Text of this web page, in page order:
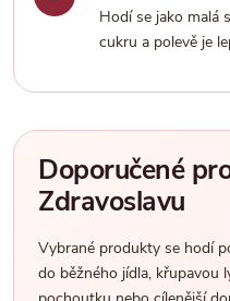
Hodí se jako malá
cukru a polevě je
Doporučené
Zdravoslavu
Vybrané produkty se hodí
do běžného jídla, křupavou